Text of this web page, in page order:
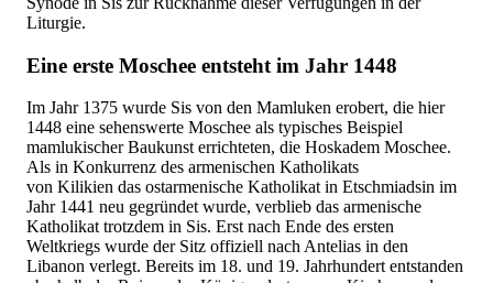
Liturgie.
Eine erste Moschee entsteht im Jahr 1448
Im Jahr 1375 wurde Sis von den Mamluken erobert, die hier
1448 eine sehenswerte Moschee als typisches Beispiel
mamlukischer Baukunst errichteten, die Hoskadem Moschee.
Als in Konkurrenz des armenischen Katholikats
von Kilikien das ostarmenische Katholikat in Etschmiadsin im
Jahr 1441 neu gegründet wurde, verblieb das armenische
Katholikat trotzdem in Sis. Erst nach Ende des ersten
Weltkriegs wurde der Sitz offiziell nach Antelias in den
Libanon verlegt. Bereits im 18. und 19. Jahrhundert entstanden